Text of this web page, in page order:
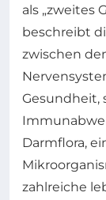
als „zweites
beschreibt
zwischen
Gesundheit,
Darmflora,
zahlreiche